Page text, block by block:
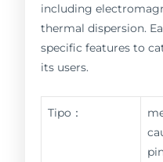
including
thermal dispersion.
specific features to
its users.
Tipo：